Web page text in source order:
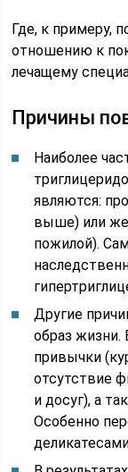
Где, к примеру,
отношению к
лечащему
Причины
Наиболее
являются:
выше) или же
пожилой).
Другие
образ
привычки
отсутствие
и досуг), а
Особенно